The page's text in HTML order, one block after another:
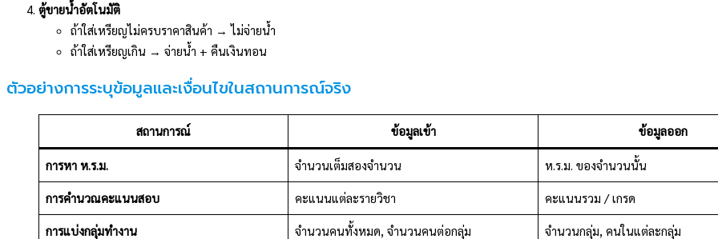
ตู้ขายน้ำอัตโนมัติ
ถ้าใส่เหรียญไม่ครบราคาสินค้า → ไม่จ่ายน้ำ
ถ้าใส่เหรียญเกิน → จ่ายน้ำ + คืนเงินทอน
ตัวอย่างการระบุข้อมูลและเงื่อนไขในสถานการณ์จริง
สถานการณ์ ข้อมูลเข้า ข้อมูลออก
การหา ห.ร.ม. จำนวนเต็มสองจำนวน ห.ร.ม. ของจำนวนนั้น
การคำนวณคะแนนสอบ คะแนนแต่ละรายวิชา คะแนนรวม / เกรด
การแบ่งกลุ่มทำงาน จำนวนคนทั้งหมด, จำนวนคนต่อกลุ่ม จำนวนกลุ่ม, คนในแต่ละกลุ่ม